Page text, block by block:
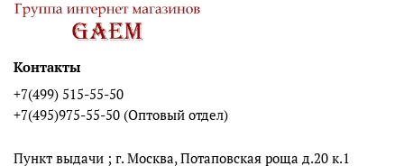
Контакты
+7(499) 515-55-50
+7(495)975-55-50 (Оптовый отдел)
Пункт выдачи ; г. Москва, Потаповская роща д.20 к.1